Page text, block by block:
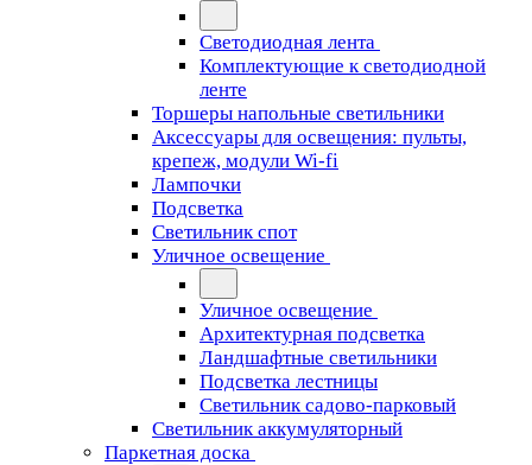
Светодиодная лента
Комплектующие к светодиодной
ленте
Торшеры напольные светильники
Аксессуары для освещения: пульты,
крепеж, модули Wi-fi
Лампочки
Подсветка
Светильник спот
Уличное освещение
Уличное освещение
Архитектурная подсветка
Ландшафтные светильники
Подсветка лестницы
Светильник садово-парковый
Светильник аккумуляторный
Паркетная доска